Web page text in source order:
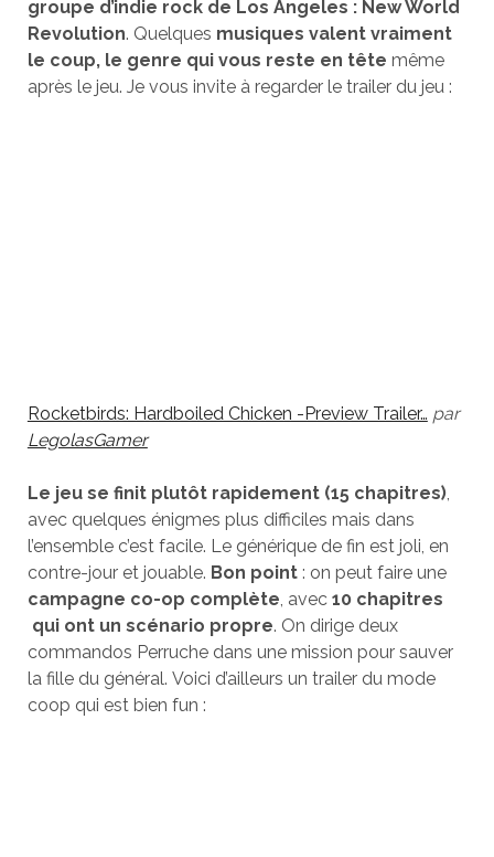
groupe d’indie rock de Los Angeles : New World
Revolution. Quelques musiques valent vraiment
le coup, le genre qui vous reste en tête même
après le jeu. Je vous invite à regarder le trailer du jeu :
Rocketbirds: Hardboiled Chicken -Preview Trailer… par
LegolasGamer
Le jeu se finit plutôt rapidement (15 chapitres),
avec quelques énigmes plus difficiles mais dans
l’ensemble c’est facile. Le générique de fin est joli, en
contre-jour et jouable. Bon point: on peut faire une
campagne co-op complète , avec 10 chapitres
qui ont un scénario propre. On dirige deux
commandos Perruche dans une mission pour sauver
la fille du général. Voici d’ailleurs un trailer du mode
coop qui est bien fun :